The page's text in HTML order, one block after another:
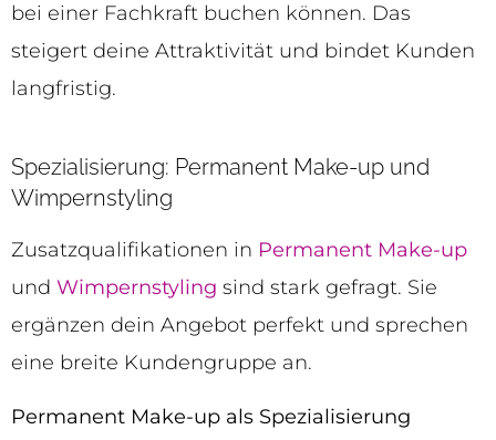
bei einer Fachkraft buchen können. Das
steigert deine Attraktivität und bindet Kunden
langfristig.
Spezialisierung: Permanent Make-up und
Wimpernstyling
Zusatzqualifikationen in Permanent Make-up
und Wimpernstyling sind stark gefragt. Sie
ergänzen dein Angebot perfekt und sprechen
eine breite Kundengruppe an.
Permanent Make-up als Spezialisierung